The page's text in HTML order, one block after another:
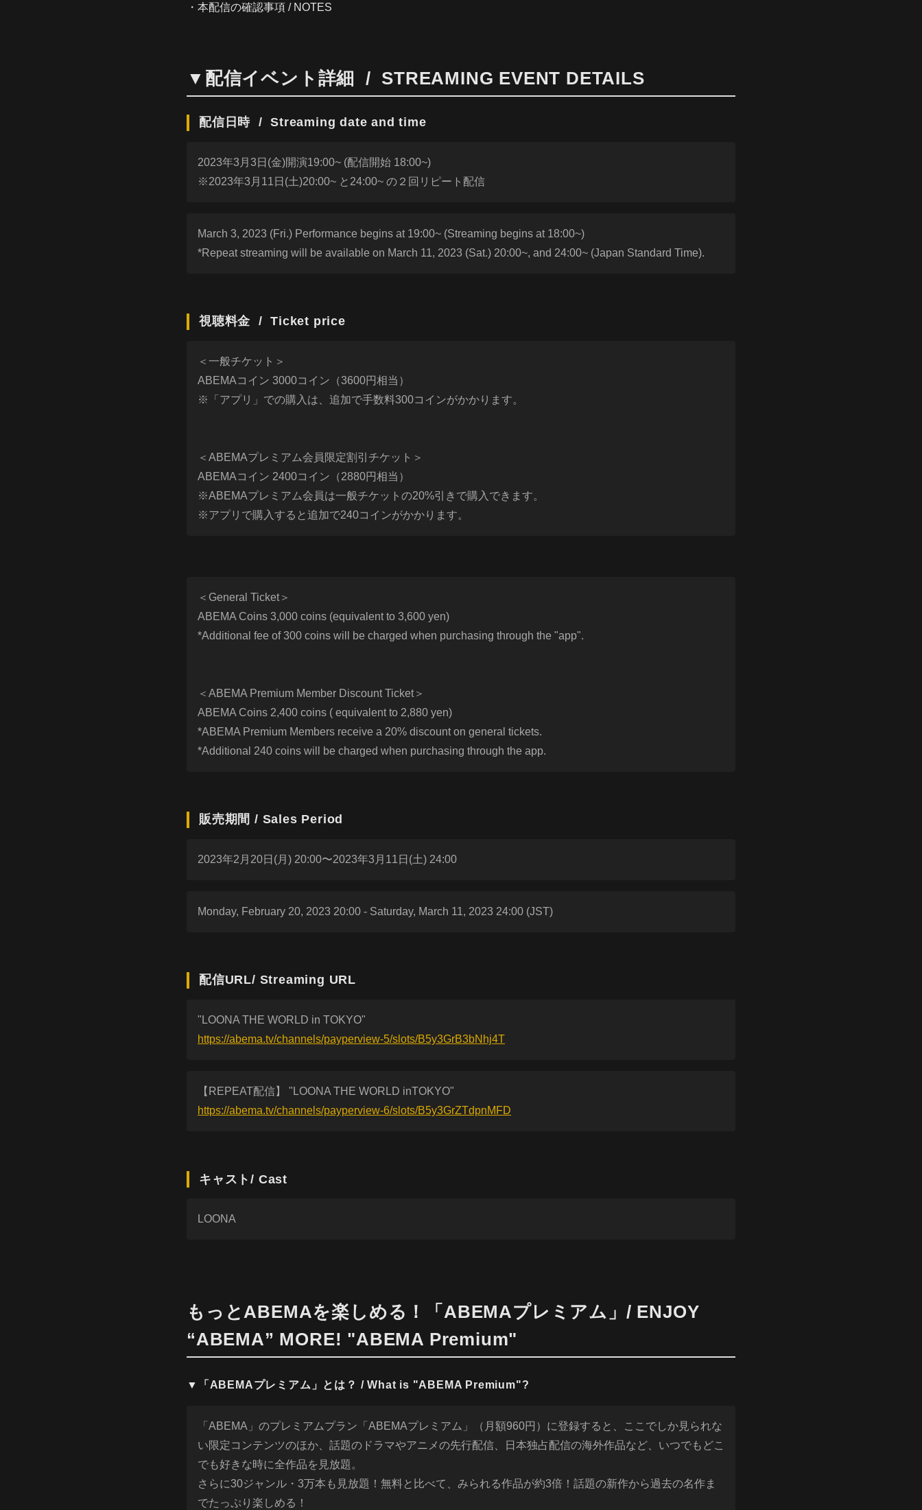
・本配信の確認事項 / NOTES
▼配信イベント詳細 / STREAMING EVENT DETAILS
配信日時 / Streaming date and time
2023年3月3日(金)開演19:00~ (配信開始 18:00~)
※2023年3月11日(土)20:00~ と24:00~ の２回リピート配信
March 3, 2023 (Fri.) Performance begins at 19:00~ (Streaming begins at 18:00~)
*Repeat streaming will be available on March 11, 2023 (Sat.) 20:00~, and 24:00~ (Japan Standard Time).
視聴料金 / Ticket price
＜一般チケット＞
ABEMAコイン 3000コイン（3600円相当）
※「アプリ」での購入は、追加で手数料300コインがかかります。
＜ABEMAプレミアム会員限定割引チケット＞
ABEMAコイン 2400コイン（2880円相当）
※ABEMAプレミアム会員は一般チケットの20%引きで購入できます。
※アプリで購入すると追加で240コインがかかります。
＜General Ticket＞
ABEMA Coins 3,000 coins (equivalent to 3,600 yen)
*Additional fee of 300 coins will be charged when purchasing through the "app".
＜ABEMA Premium Member Discount Ticket＞
ABEMA Coins 2,400 coins ( equivalent to 2,880 yen)
*ABEMA Premium Members receive a 20% discount on general tickets.
*Additional 240 coins will be charged when purchasing through the app.
販売期間 / Sales Period
2023年2月20日(月) 20:00〜2023年3月11日(土) 24:00
Monday, February 20, 2023 20:00 - Saturday, March 11, 2023 24:00 (JST)
配信URL/ Streaming URL
"LOONA THE WORLD in TOKYO"
https://abema.tv/channels/payperview-5/slots/B5y3GrB3bNhj4T
【REPEAT配信】 "LOONA THE WORLD inTOKYO"
https://abema.tv/channels/payperview-6/slots/B5y3GrZTdpnMFD
キャスト/ Cast
LOONA
もっとABEMAを楽しめる！「ABEMAプレミアム」/ ENJOY
“ABEMA” MORE! "ABEMA Premium"
▼「ABEMAプレミアム」とは？ / What is "ABEMA Premium"?
「ABEMA」のプレミアムプラン「ABEMAプレミアム」（月額960円）に登録すると、ここでしか見られな
い限定コンテンツのほか、話題のドラマやアニメの先行配信、日本独占配信の海外作品など、いつでもどこ
でも好きな時に全作品を見放題。
さらに30ジャンル・3万本も見放題！無料と比べて、みられる作品が約3倍！話題の新作から過去の名作ま
でたっぷり楽しめる！